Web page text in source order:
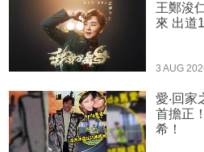
王鄭浚
來 出道
3 AUG
愛‧回家
首擔正
希！